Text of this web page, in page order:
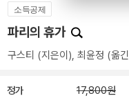
소득공제
파리의 휴가
구스티 (지은이), 최윤정 (옮
정가 17,800원